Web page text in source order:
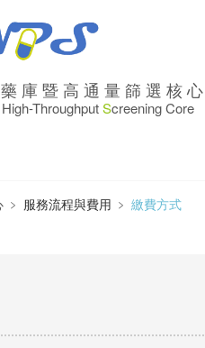
庫暨高通量篩選核心
ThroughputScreening Core
﹥ 服務流程與費用 ﹥ 繳費方式